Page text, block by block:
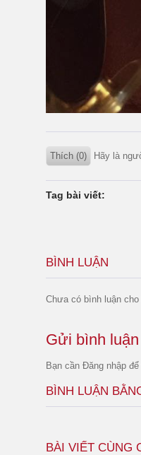
Thích (0) Hãy là
Tag bài viết:
BÌNH LUẬN
Chưa có bình luận cho
Gửi bình luận
Bạn cần Đăng nhập để
BÌNH LUẬN
BÀI VIẾT CÙNG